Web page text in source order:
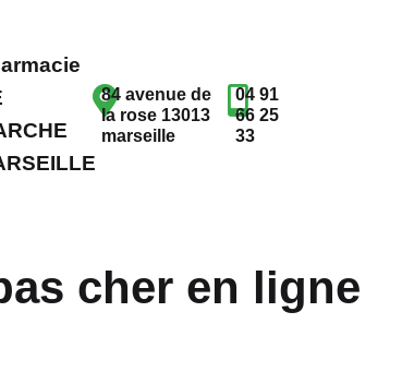
84 avenue de
la rose 13013
marseille
04 91
66 25
33
cher en ligne